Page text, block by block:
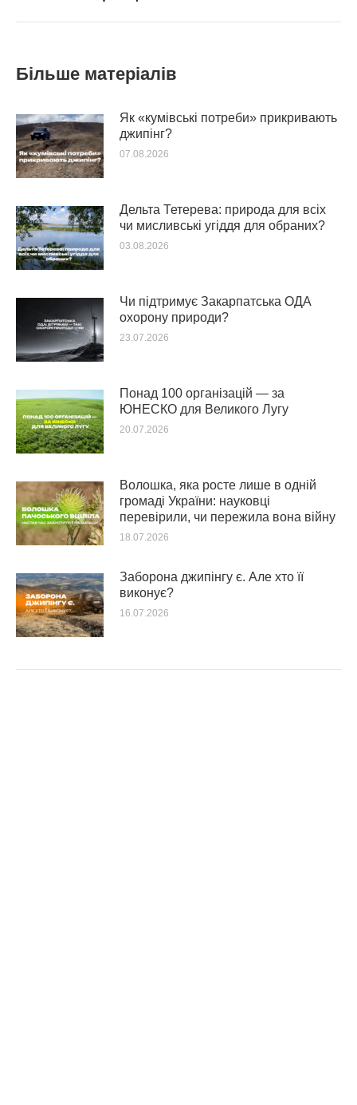
Більше матеріалів
Як «кумівські потреби» прикривають
джипінг?
07.08.2026
Дельта Тетерева: природа для всіх
чи мисливські угіддя для обраних?
03.08.2026
Чи підтримує Закарпатська ОДА
охорону природи?
23.07.2026
Понад 100 організацій — за
ЮНЕСКО для Великого Лугу
20.07.2026
Волошка, яка росте лише в одній
громаді України: науковці
перевірили, чи пережила вона війну
18.07.2026
Заборона джипінгу є. Але хто її
виконує?
16.07.2026